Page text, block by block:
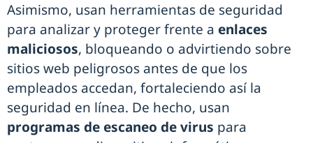
Asimismo, usan herramientas de seguridad
para analizar y proteger frente a enlaces
maliciosos, bloqueando o advirtiendo sobre
sitios web peligrosos antes de que los
empleados accedan, fortaleciendo así la
seguridad en línea. De hecho, usan
programas de escaneo de virus para